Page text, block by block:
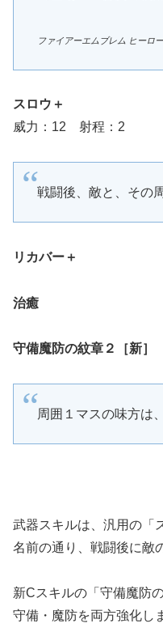
ファイアーエムブレム ヒーロ
スロウ＋
威力：12 射程：2
戦闘後、敵と、その
リカバー＋
治癒
守備魔防の紋章２［新］
周囲１マスの味方は
武器スキルは、汎用の「
名前の通り、戦闘後に敵
新Cスキルの「守備魔防
守備・魔防を両方強化し